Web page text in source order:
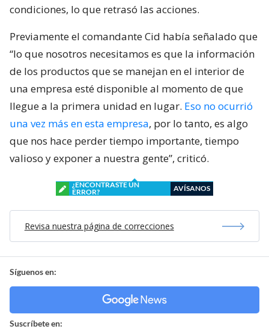
condiciones, lo que retrasó las acciones.
Previamente el comandante Cid había señalado que
“lo que nosotros necesitamos es que la información
de los productos que se manejan en el interior de
una empresa esté disponible al momento de que
llegue a la primera unidad en lugar. Eso no ocurrió
una vez más en esta empresa, por lo tanto, es algo
que nos hace perder tiempo importante, tiempo
valioso y exponer a nuestra gente”, criticó.
¿ENCONTRASTE UN
ERROR?
AVÍSANOS
Revisa nuestra página de correcciones
Síguenos en:
Suscríbete en: